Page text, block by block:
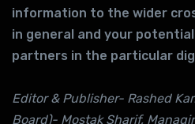
information to the wider
in general and your
partners in the particular
Editor & Publisher- Rashed
Board)- Mostak Sharif,